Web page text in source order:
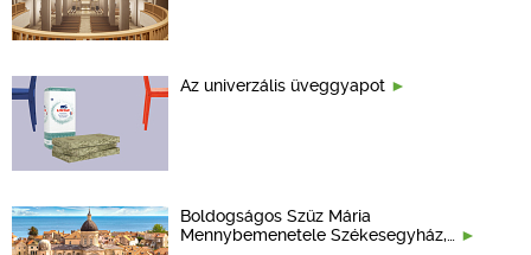
Az univerzális üveggyapot
Boldogságos Szűz Mária
Mennybemenetele Székesegyház,…